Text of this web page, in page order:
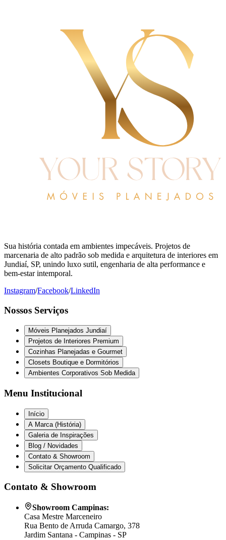
Sua história contada em ambientes impecáveis. Projetos de
marcenaria de alto padrão sob medida e arquitetura de interiores em
Jundiaí, SP, unindo luxo sutil, engenharia de alta performance e
bem-estar intemporal.
Instagram/Facebook/LinkedIn
Nossos Serviços
Móveis Planejados Jundiaí
Projetos de Interiores Premium
Cozinhas Planejadas e Gourmet
Closets Boutique e Dormitórios
Ambientes Corporativos Sob Medida
Menu Institucional
Início
A Marca (História)
Galeria de Inspirações
Blog / Novidades
Contato & Showroom
Solicitar Orçamento Qualificado
Contato & Showroom
Showroom Campinas:
Casa Mestre Marceneiro
Rua Bento de Arruda Camargo, 378
Jardim Santana - Campinas - SP